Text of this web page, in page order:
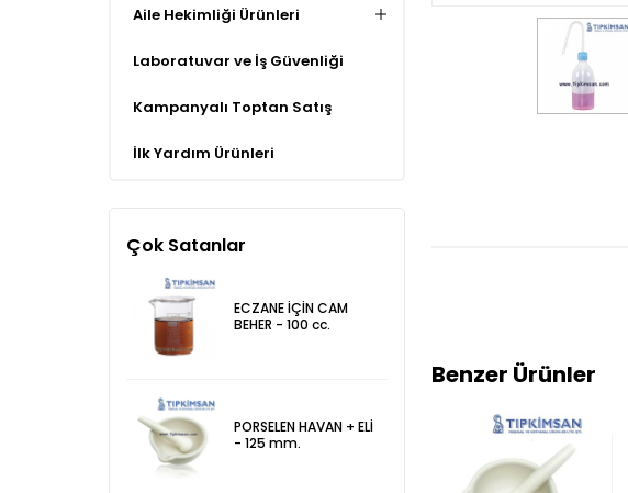
Aile Hekimliği Ürünleri
Laboratuvar ve İş Güvenliği
Kampanyalı Toptan Satış
İlk Yardım Ürünleri
Benzer Ürünler
Çok Satanlar
ECZANE İÇİN CAM
BEHER - 100 cc.
PORSELEN HAVAN + ELİ
- 125 mm.